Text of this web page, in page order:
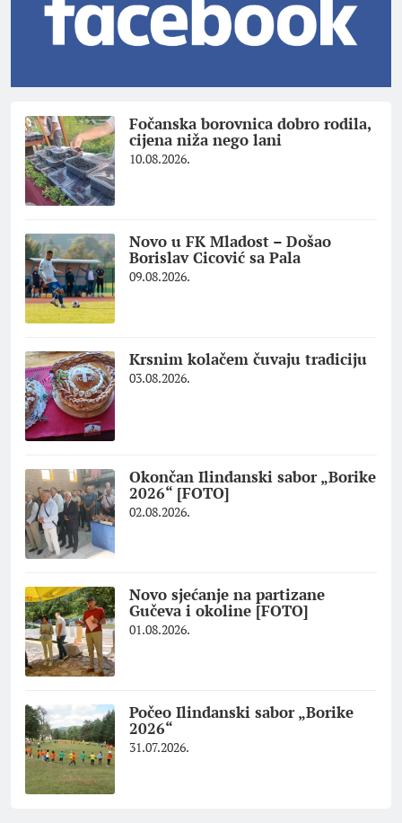
Fočanska borovnica dobro rodila,
cijena niža nego lani
10.08.2026.
Novo u FK Mladost – Došao
Borislav Cicović sa Pala
09.08.2026.
Krsnim kolačem čuvaju tradiciju
03.08.2026.
Okončan Ilindanski sabor „Borike
2026“ [FOTO]
02.08.2026.
Novo sjećanje na partizane
Gučeva i okoline [FOTO]
01.08.2026.
Počeo Ilindanski sabor „Borike
2026“
31.07.2026.